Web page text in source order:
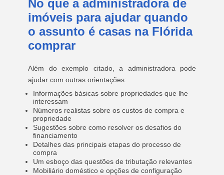
No que a administradora de
imóveis para ajudar quando
o assunto é casas na Flórida
comprar
Além do exemplo citado, a administradora pode
ajudar com outras orientações:
Informações básicas sobre propriedades que lhe
interessam
Números realistas sobre os custos de compra e
propriedade
Sugestões sobre como resolver os desafios do
financiamento
Detalhes das principais etapas do processo de
compra
Um esboço das questões de tributação relevantes
Mobiliário doméstico e opções de configuração